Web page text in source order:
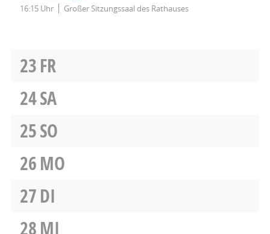
16:15 Uhr Großer Sitzungssaal des Rathauses
23FR
24SA
25SO
26MO
27DI
28MI